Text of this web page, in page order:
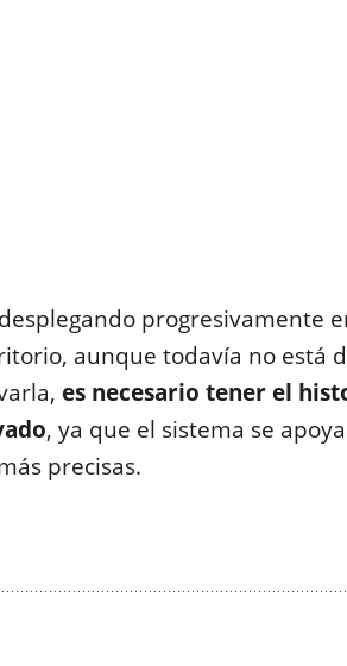
progresivamente
aunque todavía no está
es necesario tener el
, ya que el sistema se
precisas.